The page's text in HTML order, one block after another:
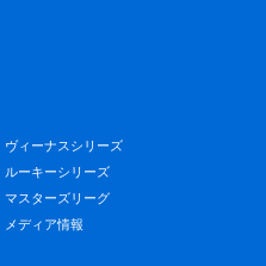
ヴィーナスシリーズ
ルーキーシリーズ
マスターズリーグ
メディア情報